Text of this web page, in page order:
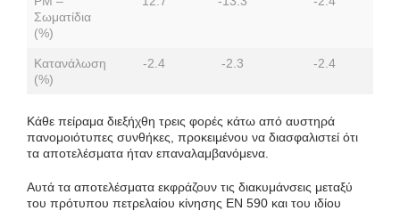
Σωματίδια
(%)
Κατανάλωση
(%)
-2.4 -2.3 -2.4
Κάθε πείραμα διεξήχθη τρεις φορές κάτω από αυστηρά
πανομοιότυπες συνθήκες, προκειμένου να διασφαλιστεί ότι
τα αποτελέσματα ήταν επαναλαμβανόμενα.
Αυτά τα αποτελέσματα εκφράζουν τις διακυμάνσεις μεταξύ
του πρότυπου πετρελαίου κίνησης EN 590 και του ιδίου